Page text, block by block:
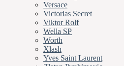
Versace
Victorias Secret
Viktor Rolf
Wella SP
Worth
Xlash
Yves Saint Laurent